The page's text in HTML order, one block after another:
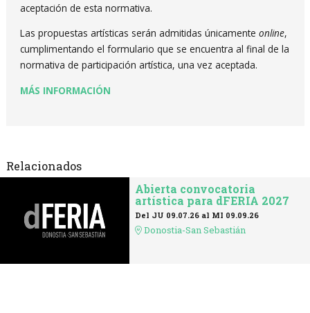
aceptación de esta normativa.
Las propuestas artísticas serán admitidas únicamente online,
cumplimentando el formulario que se encuentra al final de la
normativa de participación artística, una vez aceptada.
MÁS INFORMACIÓN
Relacionados
Abierta convocatoria
artística para dFERIA 2027
Del JU 09.07.26al MI 09.09.26
Donostia-San Sebastián